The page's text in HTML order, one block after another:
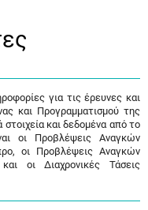
για τις έρευνες και
και Προγραμματισμού της
και δεδομένα από το
οι Προβλέψεις Αναγκών
οι Προβλέψεις Αναγκών
οι Διαχρονικές Τάσεις